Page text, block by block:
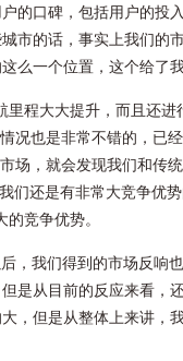
的口碑，包括用户的投
市的话，事实上我们的
么一个位置，这个给了
程大大提升，而且还
况也是非常不错的，已
场，就会发现我们和传
们还是有非常大竞争优
竞争优势。
，我们得到的市场反响
是从目前的反应来看，
，但是从整体上来讲，